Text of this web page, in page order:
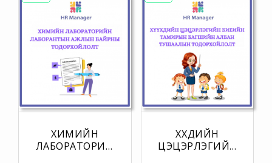
ХИМИЙН
ЛАБОРАТОРИЙН
ХҮҮХДИЙН
ЦЭЦЭРЛЭГИЙН